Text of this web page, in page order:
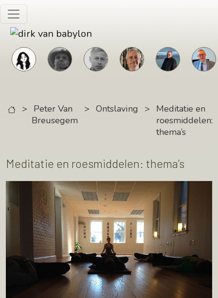
Skip to main content
>
Peter Van
Breusegem
> Ontslaving >
Meditatie en
roesmiddelen:
thema’s
Meditatie en roesmiddelen: thema’s